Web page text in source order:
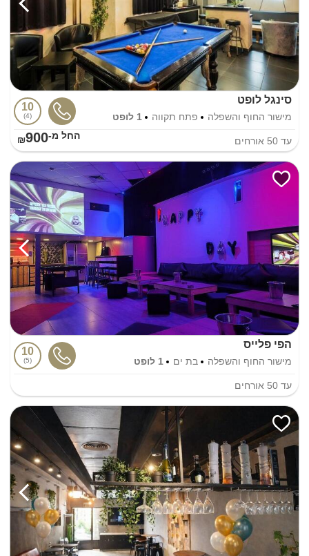
סינגל לופט
מישור החוף והשפלה פתח תקווה 1 לופט
10
4
עד 50 אורחים החל מ-₪900
הפי פלייס
מישור החוף והשפלה בת ים 1 לופט
10
5
עד 50 אורחים